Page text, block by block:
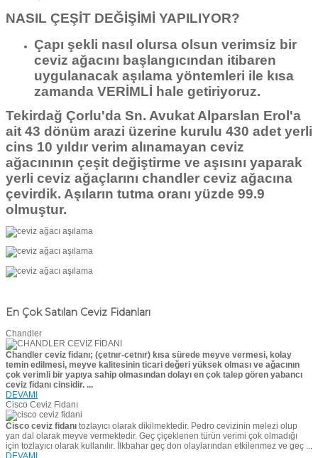
NASIL ÇEŞİT DEĞİŞİMİ YAPILIYOR?
Çapı şekli nasıl olursa olsun verimsiz bir
ceviz ağacını başlangıcından itibaren
uygulanacak aşılama yöntemleri ile kısa
zamanda VERİMLİ hale getiriyoruz.
Tekirdağ Çorlu'da Sn. Avukat Alparslan Erol'a
ait 43 dönüm arazi üzerine kurulu 430 adet yerli
cins 10 yıldır verim alınamayan ceviz
ağacınının çeşit değiştirme ve aşısını yaparak
yerli ceviz ağaçlarını chandler ceviz ağacına
çevirdik. Aşıların tutma oranı yüzde 99.9
olmuştur.
En Çok Satılan Ceviz Fidanları
Chandler
Chandler ceviz fidanı; (çetnır-cetnır) kısa sürede meyve vermesi, kolay
temin edilmesi, meyve kalitesinin ticari değeri yüksek olması ve ağacının
çok verimli bir yapıya sahip olmasından dolayı en çok talep gören yabancı
ceviz fidanı cinsidir. ...
DEVAMI
Cisco Ceviz Fidanı
Cisco ceviz fidanı tozlayıcı olarak dikilmektedir. Pedro cevizinin melezi olup
yan dal olarak meyve vermektedir. Geç çiçeklenen türün verimi çok olmadığı
için tozlayıcı olarak kullanılır. İlkbahar geç don olaylarından etkilenmez ve geç ...
DEVAMI